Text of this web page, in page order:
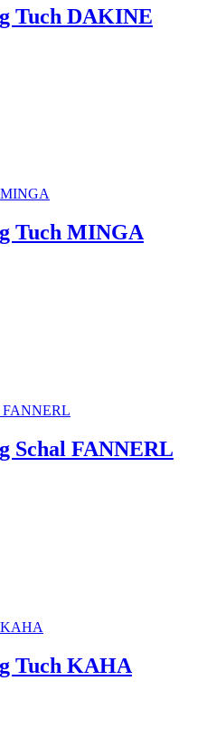
Tuch DAKINE
Tuch MINGA
Schal FANNERL
Tuch KAHA